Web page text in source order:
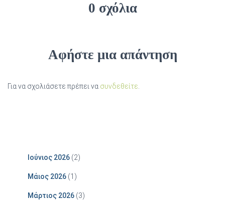
0 σχόλια
Αφήστε μια απάντηση
Για να σχολιάσετε πρέπει να συνδεθείτε
Ιούνιος 2026 (2)
Μάιος 2026 (1)
Μάρτιος 2026 (3)